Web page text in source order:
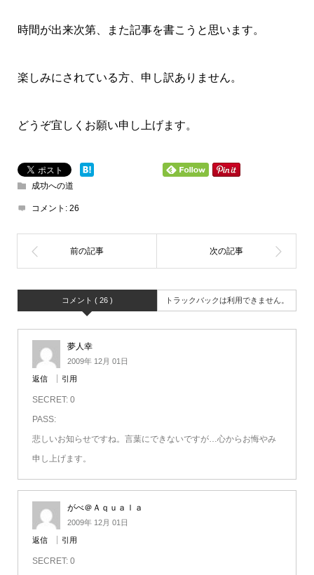
時間が出来次第、また記事を書こうと思います。
楽しみにされている方、申し訳ありません。
どうぞ宜しくお願い申し上げます。
成功への道
コメント: 26
コメント ( 26 ) トラックバックは利用できません。
夢人幸
2009年 12月 01日
返信 引用
SECRET: 0
PASS:
悲しいお知らせですね。言葉にできないですが…心からお悔やみ
申し上げます。
がべ＠Ａｑｕａｌａ
2009年 12月 01日
返信 引用
SECRET: 0